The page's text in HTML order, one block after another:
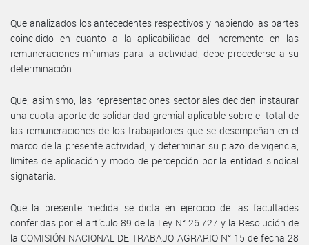
Que analizados los antecedentes respectivos y habiendo las partes
coincidido en cuanto a la aplicabilidad del incremento en las
remuneraciones mínimas para la actividad, debe procederse a su
determinación.
Que, asimismo, las representaciones sectoriales deciden instaurar
una cuota aporte de solidaridad gremial aplicable sobre el total de
las remuneraciones de los trabajadores que se desempeñan en el
marco de la presente actividad, y determinar su plazo de vigencia,
límites de aplicación y modo de percepción por la entidad sindical
signataria.
Que la presente medida se dicta en ejercicio de las facultades
conferidas por el artículo 89 de la Ley N° 26.727 y la Resolución de
la COMISIÓN NACIONAL DE TRABAJO AGRARIO N° 15 de fecha 28